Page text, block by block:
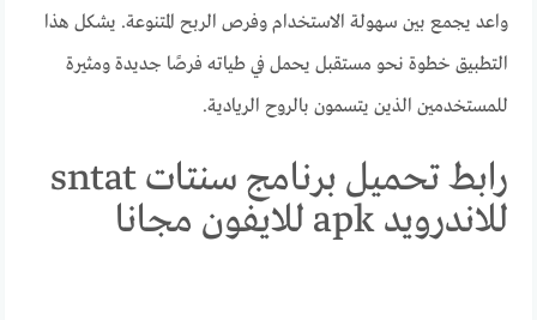
واعد يجمع بين سهولة الاستخدام وفرص الربح المتنوعة. يشكل هذا
التطبيق خطوة نحو مستقبل يحمل في طياته فرصًا جديدة ومثيرة
للمستخدمين الذين يتسمون بالروح الريادية.
رابط تحميل برنامج سنتات sntat
للاندرويد apk للايفون مجانا